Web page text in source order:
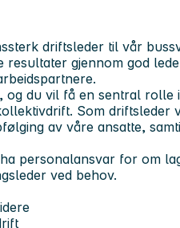
driftsleder til vår
resultater gjennom god
og du vil få en sentral rolle i
Som driftsleder
av våre ansatte,
personalansvar for om
ved behov.